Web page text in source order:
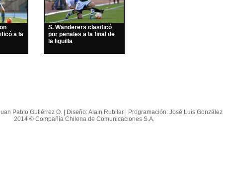
a la
S. Wanderers clasificó
por penales a la final de
la liguilla
Pablo Gutiérrez O. | Diseño: Alain Rubilar | Programación: José Luis González
2014 © Compañía Chilena de Comunicaciones S.A.